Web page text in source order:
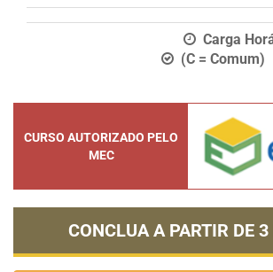
Carga
(C =
CURSO AUTORIZADO PELO
MEC
CONCLUA A PARTIR DE 3